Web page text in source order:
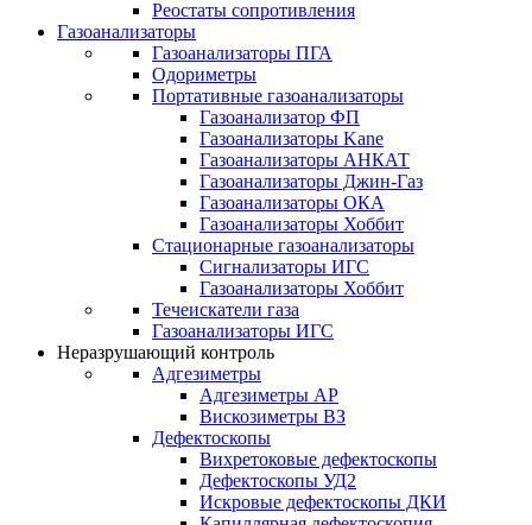
Реостаты сопротивления
Газоанализаторы
Газоанализаторы ПГА
Одориметры
Портативные газоанализаторы
Газоанализатор ФП
Газоанализаторы Kane
Газоанализаторы АНКАТ
Газоанализаторы Джин-Газ
Газоанализаторы ОКА
Газоанализаторы Хоббит
Стационарные газоанализаторы
Сигнализаторы ИГС
Газоанализаторы Хоббит
Течеискатели газа
Газоанализаторы ИГС
Неразрушающий контроль
Адгезиметры
Адгезиметры АР
Вискозиметры ВЗ
Дефектоскопы
Вихретоковые дефектоскопы
Дефектоскопы УД2
Искровые дефектоскопы ДКИ